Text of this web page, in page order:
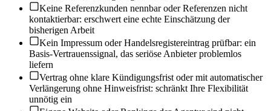
Keine Referenzkunden nennbar oder Referenzen nicht
kontaktierbar: erschwert eine echte Einschätzung der
bisherigen Arbeit
Kein Impressum oder Handelsregistereintrag prüfbar: ein
Basis-Vertrauenssignal, das seriöse Anbieter problemlos
liefern
Vertrag ohne klare Kündigungsfrist oder mit automatischer
Verlängerung ohne Hinweisfrist: schränkt Ihre Flexibilität
unnötig ein